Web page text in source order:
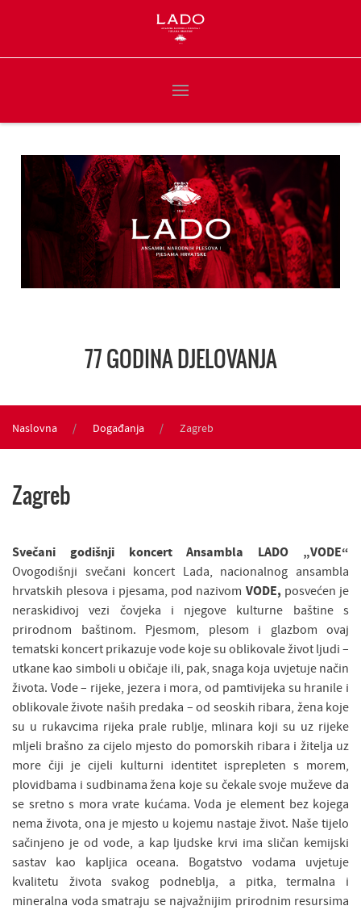
77 GODINA DJELOVANJA
Naslovna Događanja Zagreb
Zagreb
Svečani godišnji koncert Ansambla LADO „VODE“
Ovogodišnji svečani koncert Lada, nacionalnog ansambla
hrvatskih plesova i pjesama, pod nazivom VODE, posvećen je
neraskidivoj vezi čovjeka i njegove kulturne baštine s
prirodnom baštinom. Pjesmom, plesom i glazbom ovaj
tematski koncert prikazuje vode koje su oblikovale život ljudi –
utkane kao simboli u običaje ili, pak, snaga koja uvjetuje način
života. Vode – rijeke, jezera i mora, od pamtivijeka su hranile i
oblikovale živote naših predaka – od seoskih ribara, žena koje
su u rukavcima rijeka prale rublje, mlinara koji su uz rijeke
mljeli brašno za cijelo mjesto do pomorskih ribara i žitelja uz
more čiji je cijeli kulturni identitet isprepleten s morem,
plovidbama i sudbinama žena koje su čekale svoje muževe da
se sretno s mora vrate kućama. Voda je element bez kojega
nema života, ona je mjesto u kojemu nastaje život. Naše tijelo
sačinjeno je od vode, a kap ljudske krvi ima sličan kemijski
sastav kao kapljica oceana. Bogatstvo vodama uvjetuje
kvalitetu života svakog podneblja, a pitka, termalna i
mineralna voda smatraju se najvažnijim prirodnim resursima